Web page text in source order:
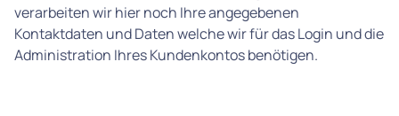
verarbeiten wir hier noch Ihre angegebenen
Kontaktdaten und Daten welche wir für das Login und die
Administration Ihres Kundenkontos benötigen.